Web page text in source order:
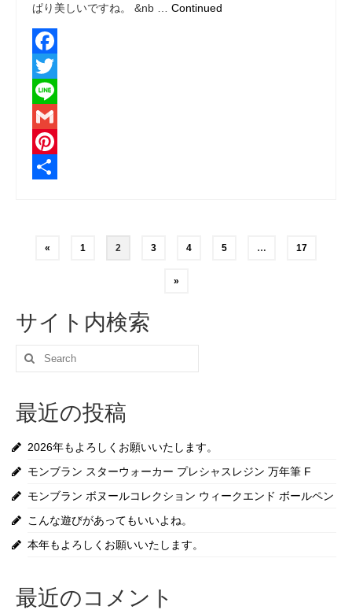
ぱり美しいですね。 &nb … Continued
Facebook
Twitter
Line
Gmail
Pinterest
の
ペ
ー
ジ
送
り
« 1 2 3 4 5 … 17
»
サイト内検索
Search
for:
最近の投稿
2026年もよろしくお願いいたします。
モンブラン スターウォーカー プレシャスレジン 万年筆 F
モンブラン ボヌールコレクション ウィークエンド ボールペン
こんな遊びがあってもいいよね。
本年もよろしくお願いいたします。
最近のコメント